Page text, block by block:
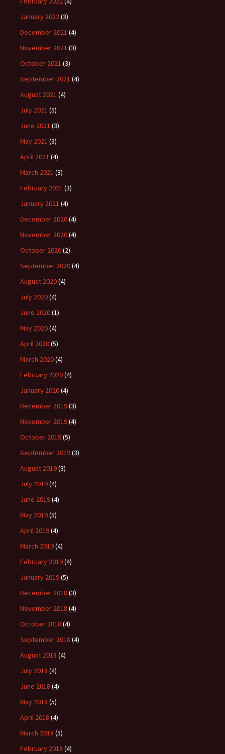
January 2022(3)
December 2021 (4)
November 2021 (3)
October 2021 (3)
September 2021 (4)
August 2021 (4)
July 2021 (5)
June 2021 (3)
May 2021 (3)
April 2021 (4)
March 2021 (3)
February 2021 (3)
January 2021 (4)
December 2020(4)
November 2020(4)
October 2020(2)
September 2020(4)
August 2020(4)
July 2020(4)
June 2020(1)
May 2020(4)
April 2020(5)
March 2020(4)
February 2020(4)
January 2020(4)
December 2019(3)
November 2019(4)
October 2019(5)
September 2019(3)
August 2019(3)
July 2019(4)
June 2019(4)
May 2019(5)
April 2019(4)
March 2019(4)
February 2019(4)
January 2019(5)
December 2018 (3)
November 2018 (4)
October 2018 (4)
September 2018 (4)
August 2018 (4)
July 2018 (4)
June 2018 (4)
May 2018 (5)
April 2018 (4)
March 2018 (5)
February 2018 (4)